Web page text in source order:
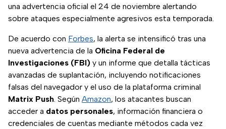
una advertencia oficial el 24 de noviembre alertando
sobre ataques especialmente agresivos esta temporada.
De acuerdo con Forbes, la alerta se intensificó tras una
nueva advertencia de la Oficina Federal de
Investigaciones (FBI) y un informe que detalla tácticas
avanzadas de suplantación, incluyendo notificaciones
falsas del navegador y el uso de la plataforma criminal
Matrix Push. Según Amazon, los atacantes buscan
acceder a datos personales, información financiera o
credenciales de cuentas mediante métodos cada vez